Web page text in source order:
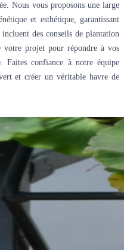
Nous vous proposons une large
et esthétique, garantissant
des conseils de plantation
votre projet pour répondre à vos
Faites confiance à notre équipe
et créer un véritable havre de